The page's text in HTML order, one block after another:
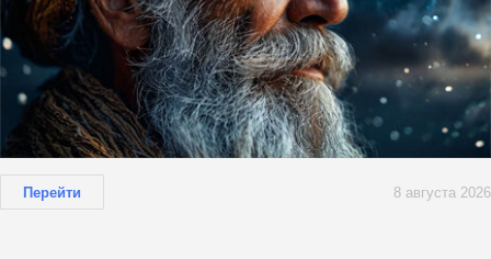
Перейти 8 августа 2026